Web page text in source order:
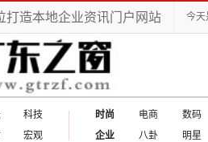
打造本地企业资讯门户网站 今天
科技
宏观
时尚 电商
数码
企业
八卦 明星